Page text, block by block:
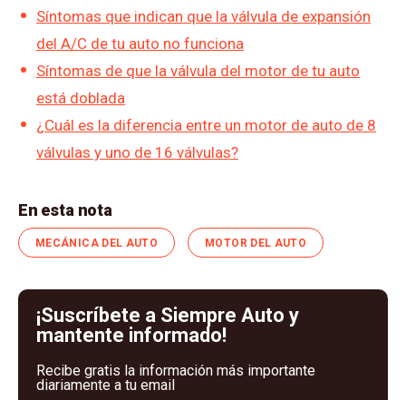
Síntomas que indican que la válvula de expansión
del A/C de tu auto no funciona
Síntomas de que la válvula del motor de tu auto
está doblada
¿Cuál es la diferencia entre un motor de auto de 8
válvulas y uno de 16 válvulas?
En esta nota
MECÁNICA DEL AUTO MOTOR DEL AUTO
¡Suscríbete a Siempre Auto y
mantente informado!
Recibe gratis la información más importante
diariamente a tu email